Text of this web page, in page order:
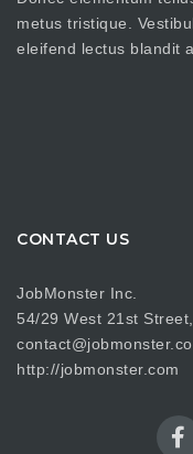
metus tristique.
eleifend lectus blandit a.
CONTACT US
JobMonster Inc.
54/29 West 21st
http://jobmonster.com